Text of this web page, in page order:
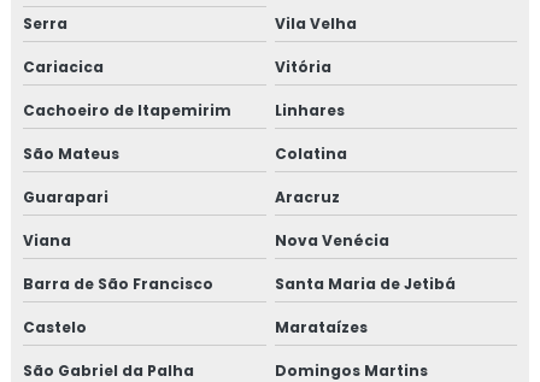
Serra
Vila Velha
Cariacica Vitória
Cachoeiro de Itapemirim Linhares
São Mateus Colatina
Guarapari Aracruz
Viana Nova Venécia
Barra de São Francisco Santa Maria de Jetibá
Castelo Marataízes
São Gabriel da Palha Domingos Martins